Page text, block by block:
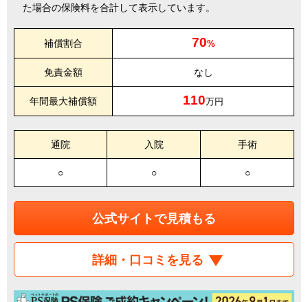
た場合の保険料を合計して表示しています。
補償割合 70%
免責金額 なし
年間最大補償額 110万円
通院 入院 手術
○ ○ ○
公式サイトで見積もる
詳細・口コミを見る